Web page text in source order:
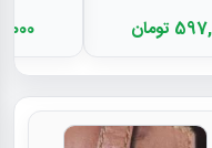
تومان